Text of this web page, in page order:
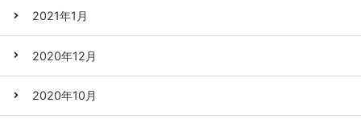
2021年1月
2020年12月
2020年10月